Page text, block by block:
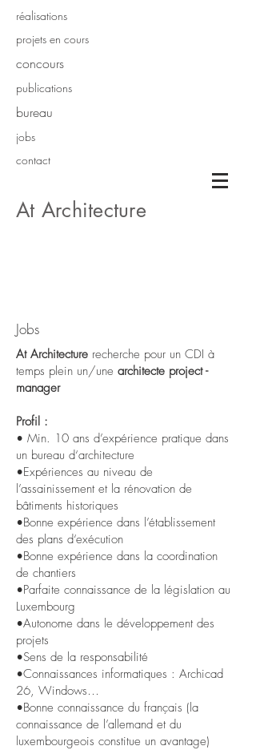
réalisations
projets en cours
concours
publications
bureau
jobs
contact
At Architecture
Jobs
At Architecture recherche pour un CDI à
temps plein un/une architecte project -
manager
Profil :
• Min. 10 ans d’expérience pratique dans
un bureau d‘architecture
•Expériences au niveau de
l’assainissement et la rénovation de
bâtiments historiques
•Bonne expérience dans l’établissement
des plans d‘exécution
•Bonne expérience dans la coordination
de chantiers
•Parfaite connaissance de la législation au
Luxembourg
•Autonome dans le développement des
projets
•Sens de la responsabilité
•Connaissances informatiques : Archicad
26, Windows…
•Bonne connaissance du français (la
connaissance de l’allemand et du
luxembourgeois constitue un avantage)